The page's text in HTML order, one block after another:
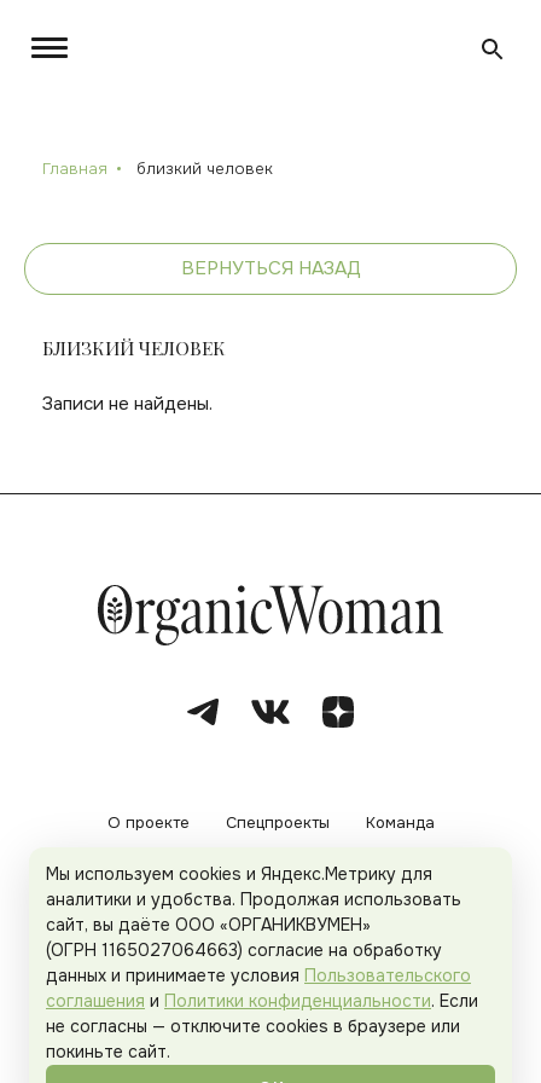
Главная близкий человек
ВЕРНУТЬСЯ НАЗАД
БЛИЗКИЙ ЧЕЛОВЕК
Записи не найдены.
О проекте Спецпроекты Команда
Рекламодателям Политика конфиденциальности
Пользовательское соглашение
Organicwoman.ru . Все права защищены.
Мы используем cookies и Яндекс.Метрику для
аналитики и удобства. Продолжая использовать
сайт, вы даёте ООО «ОРГАНИКВУМЕН»
(ОГРН 1165027064663) согласие на обработку
данных и принимаете условия Пользовательского
соглашения и Политики конфиденциальности. Если
не согласны — отключите cookies в браузере или
покиньте сайт.